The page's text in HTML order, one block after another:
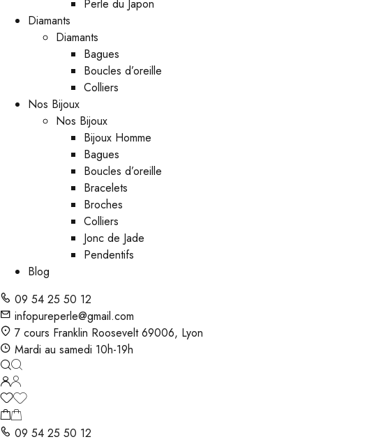
Perle du Japon
Diamants
Diamants
Bagues
Boucles d’oreille
Colliers
Nos Bijoux
Nos Bijoux
Bijoux Homme
Bagues
Boucles d’oreille
Bracelets
Broches
Colliers
Jonc de Jade
Pendentifs
Blog
09 54 25 50 12
infopureperle@gmail.com
7 cours Franklin Roosevelt 69006, Lyon
Mardi au samedi 10h-19h
09 54 25 50 12